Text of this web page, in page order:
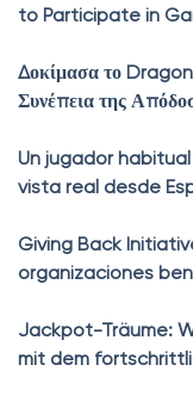
to Participate in
Δοκίμασα το
Συνέπεια της
Un jugador
vista real desde
Giving Back
organizaciones
Jackpot-Träume:
mit dem